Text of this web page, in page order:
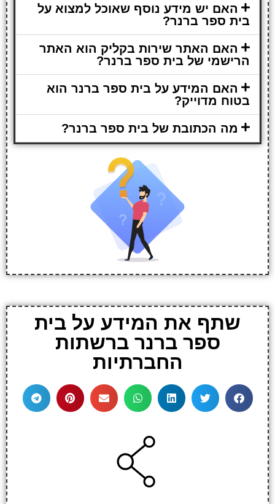
האם יש מידע נוסף שאוכל למצוא על
בית ספר ברנר?
האם האתר שירות בקליק הוא האתר
הרישמי של בית ספר ברנר?
האם המידע על בית ספר ברנר הוא
בטוח מדוייק?
מה הכתובת של בית ספר ברנר?
שתף את המידע על בית
ספר ברנר ברשתות
החברתיות